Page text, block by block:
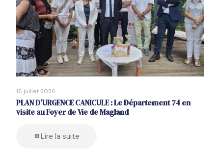
16 juillet 2026
PLAN D’URGENCE CANICULE : Le Département 74 en
visite au Foyer de Vie de Magland
Lire la suite